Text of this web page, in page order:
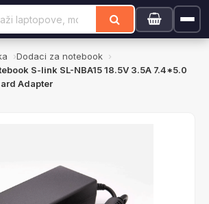
Dodaci za notebook
S-link SL-NBA15 18.5V 3.5A 7.4*5.0
Adapter